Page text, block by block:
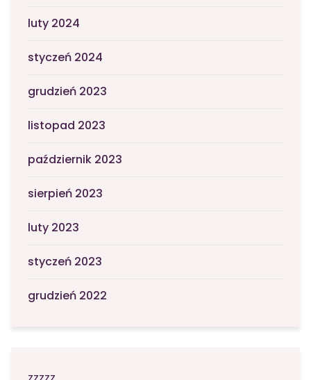
luty 2024
styczeń 2024
grudzień 2023
listopad 2023
październik 2023
sierpień 2023
luty 2023
styczeń 2023
grudzień 2022